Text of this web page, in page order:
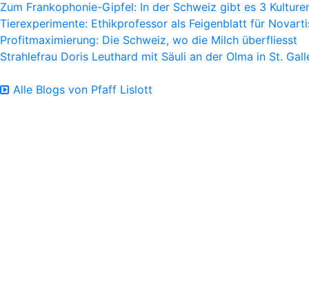
Zum Frankophonie-Gipfel: In der Schweiz gibt es 3
Tierexperimente: Ethikprofessor als Feigenblatt für
Profitmaximierung: Die Schweiz, wo die Milch überfliesst
Strahlefrau Doris Leuthard mit Säuli an der Olma in St.
Alle Blogs von Pfaff Lislott